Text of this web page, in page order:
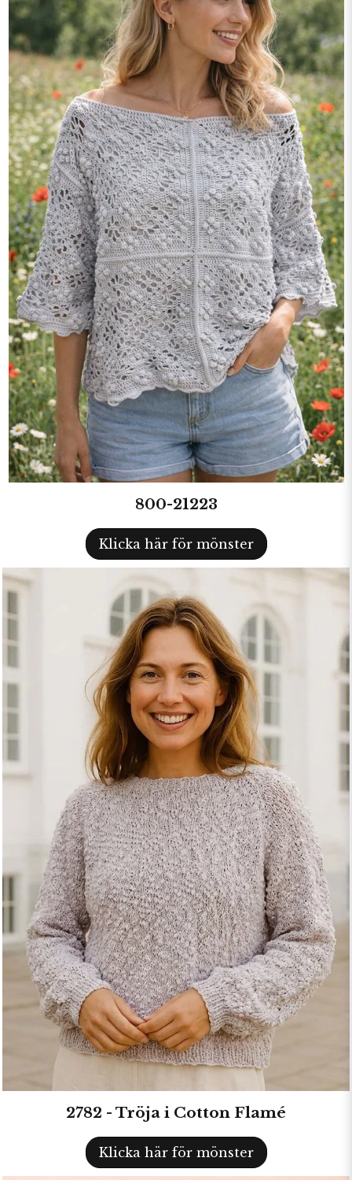
800-21223
Klicka här för mönster
2782 - Tröja i Cotton Flamé
Klicka här för mönster